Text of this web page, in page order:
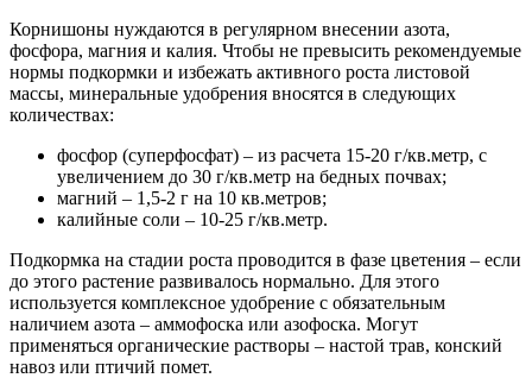
Корнишоны нуждаются в регулярном внесении азота,
фосфора, магния и калия. Чтобы не превысить рекомендуемые
нормы подкормки и избежать активного роста листовой
массы, минеральные удобрения вносятся в следующих
количествах:
фосфор (суперфосфат) – из расчета 15-20 г/кв.метр, с
увеличением до 30 г/кв.метр на бедных почвах;
магний – 1,5-2 г на 10 кв.метров;
калийные соли – 10-25 г/кв.метр.
Подкормка на стадии роста проводится в фазе цветения – если
до этого растение развивалось нормально. Для этого
используется комплексное удобрение с обязательным
наличием азота – аммофоска или азофоска. Могут
применяться органические растворы – настой трав, конский
навоз или птичий помет.